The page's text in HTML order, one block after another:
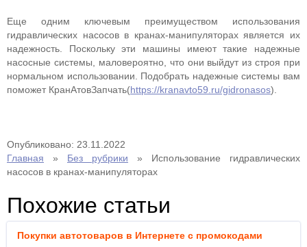
Еще одним ключевым преимуществом использования
гидравлических насосов в кранах-манипуляторах является их
надежность. Поскольку эти машины имеют такие надежные
насосные системы, маловероятно, что они выйдут из строя при
нормальном использовании. Подобрать надежные системы вам
поможет КранАтовЗапчать(https://kranavto59.ru/gidronasos).
Опубликовано: 23.11.2022
Главная » Без рубрики » Использование гидравлических
насосов в кранах-манипуляторах
Похожие статьи
Покупки автотоваров в Интернете с промокодами